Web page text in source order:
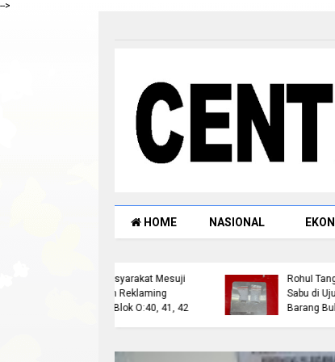
-->
HOME NASIONAL
Rohul Tangkap Pengedar
Sabu di Ujung Batu, Sita
Barang Bukti 3,89 Gram